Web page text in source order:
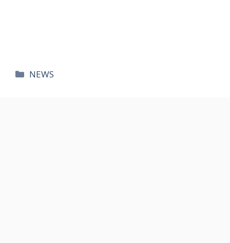
카
NEWS